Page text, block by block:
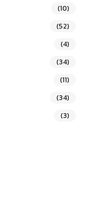
(10)
(52)
(4)
(34)
(11)
(34)
(3)